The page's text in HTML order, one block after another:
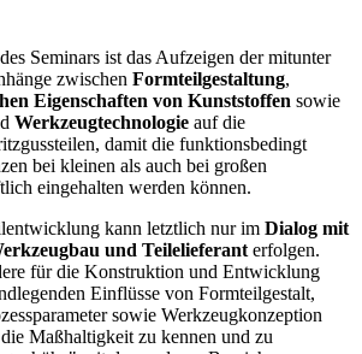
Seminars ist das Aufzeigen der mitunter
zwischen Formteilgestaltung,
Eigenschaften von Kunststoffen sowie
Werkzeugtechnologie auf die
damit die funktionsbedingt
bei kleinen als auch bei großen
eingehalten werden können.
kann letztlich nur im Dialog mit
und Teilelie­ferant erfolgen.
für die Konstruktion und Entwicklung
Ein­flüsse von Formteilgestalt,
sowie Werkzeugkon­zeption
Maßhaltigkeit zu kennen und zu